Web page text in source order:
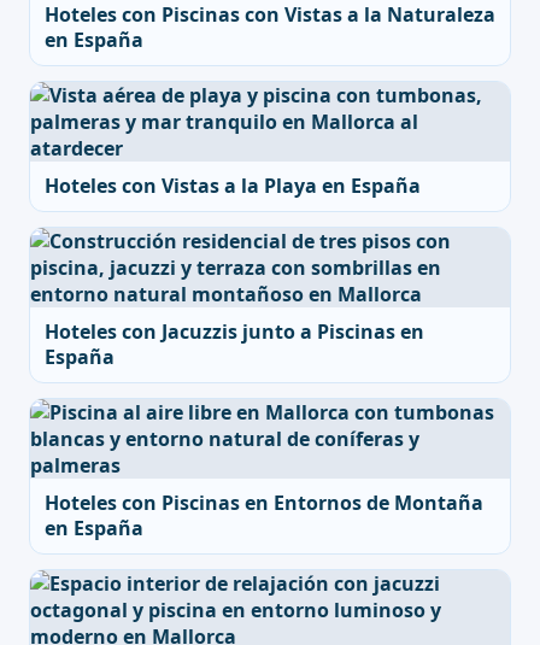
Hoteles con Piscinas con Vistas a la Naturaleza
en España
Hoteles con Vistas a la Playa en España
Hoteles con Jacuzzis junto a Piscinas en
España
Hoteles con Piscinas en Entornos de Montaña
en España